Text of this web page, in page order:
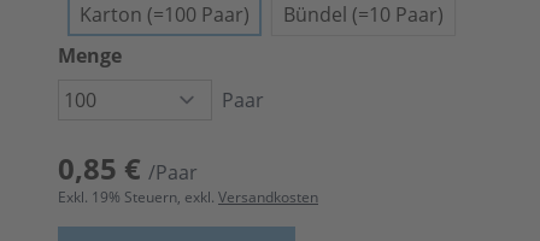
Karton (=100 Paar)
Bündel (=10 Paar)
Menge
Paar
0,85 € /Paar
Exkl. 19% Steuern, exkl. Versandkosten